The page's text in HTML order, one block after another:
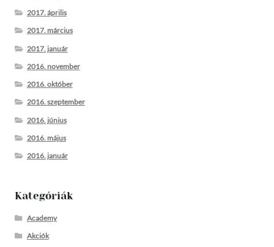
2017. április
2017. március
2017. január
2016. november
2016. október
2016. szeptember
2016. június
2016. május
2016. január
Kategóriák
Academy
Akciók